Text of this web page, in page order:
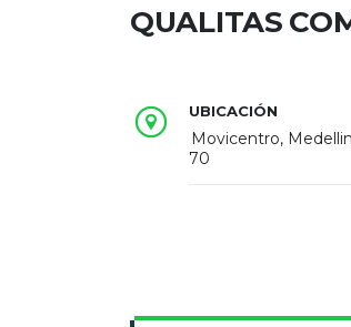
QUALITAS
UBICACIÓN
Movicentro,
70